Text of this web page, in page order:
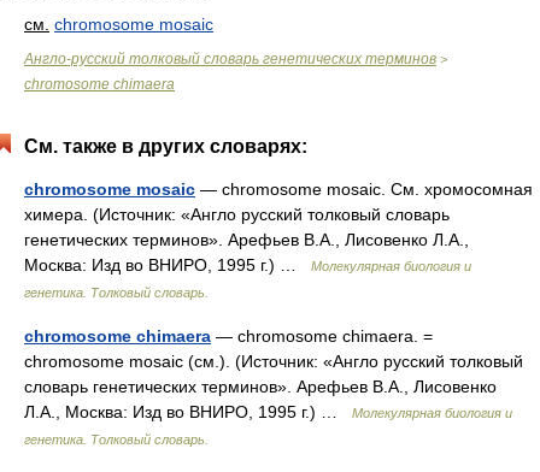
см. chromosome mosaic
Англо-русский толковый словарь генетических терминов >
chromosome chimaera
См. также в других словарях:
chromosome mosaic — chromosome mosaic. См. хромосомная
химера. (Источник: «Англо русский толковый словарь
генетических терминов». Арефьев В.А., Лисовенко Л.А.,
Москва: Изд во ВНИРО, 1995 г.) …
Молекулярная биология и
генетика. Толковый словарь.
chromosome chimaera — chromosome chimaera. =
chromosome mosaic (см.). (Источник: «Англо русский толковый
словарь генетических терминов». Арефьев В.А., Лисовенко
Л.А., Москва: Изд во ВНИРО, 1995 г.) …
Молекулярная биология и
генетика. Толковый словарь.